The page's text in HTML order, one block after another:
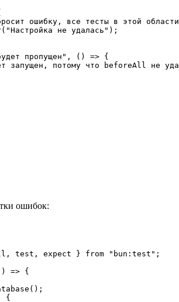
ошибку, все тесты в этой
( "Настройка не удалась" );
пропущен" , () => {
запущен, потому что beforeAll не
ошибок:
test, expect } from "bun:test" ;
=> {
();
{